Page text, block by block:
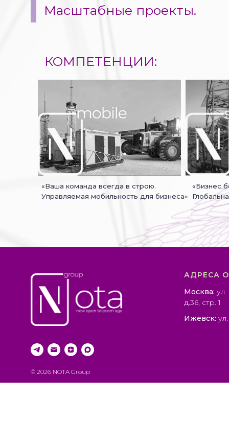
Масштабные проекты.
КОМПЕТЕНЦИИ:
«Ваша команда всегда в строю.
Управляемая мобильность для бизнеса»
«Бизнес
© 2026 NOTA Group
АДРЕСА
Москва:
д.36, стр. 1
Ижевск: